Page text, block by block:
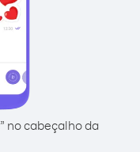
no cabeçalho da